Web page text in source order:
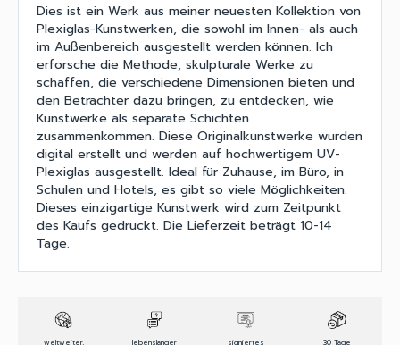
Dies ist ein Werk aus meiner neuesten Kollektion von
Plexiglas-Kunstwerken, die sowohl im Innen- als auch
im Außenbereich ausgestellt werden können. Ich
erforsche die Methode, skulpturale Werke zu
schaffen, die verschiedene Dimensionen bieten und
den Betrachter dazu bringen, zu entdecken, wie
Kunstwerke als separate Schichten
zusammenkommen. Diese Originalkunstwerke wurden
digital erstellt und werden auf hochwertigem UV-
Plexiglas ausgestellt. Ideal für Zuhause, im Büro, in
Schulen und Hotels, es gibt so viele Möglichkeiten.
Dieses einzigartige Kunstwerk wird zum Zeitpunkt
des Kaufs gedruckt. Die Lieferzeit beträgt 10-14
Tage.
weltweiter,
lebenslanger
signiertes
30 Tage